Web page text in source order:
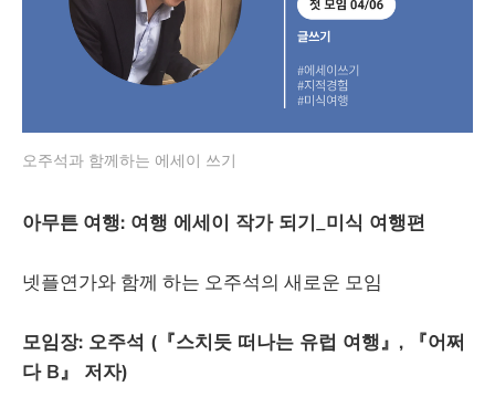
오주석과 함께하는 에세이 쓰기
아무튼 여행: 여행 에세이 작가 되기_미식 여행편
넷플연가와 함께 하는 오주석의 새로운 모임
모임장: 오주석 (『스치듯 떠나는 유럽 여행』, 『어쩌
다 B』 저자)